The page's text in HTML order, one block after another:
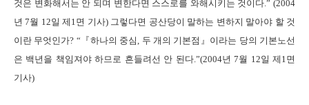
것은 변화해서는 안 되며 변한다면 스스로를 와해시키는 것이다.” (2004
년 7월 12일 제1면 기사) 그렇다면 공산당이 말하는 변하지 말아야 할 것
이란 무엇인가? “『하나의 중심, 두 개의 기본점』이라는 당의 기본노선
은 백년을 책임져야 하므로 흔들려선 안 된다.”(2004년 7월 12일 제1면
기사)